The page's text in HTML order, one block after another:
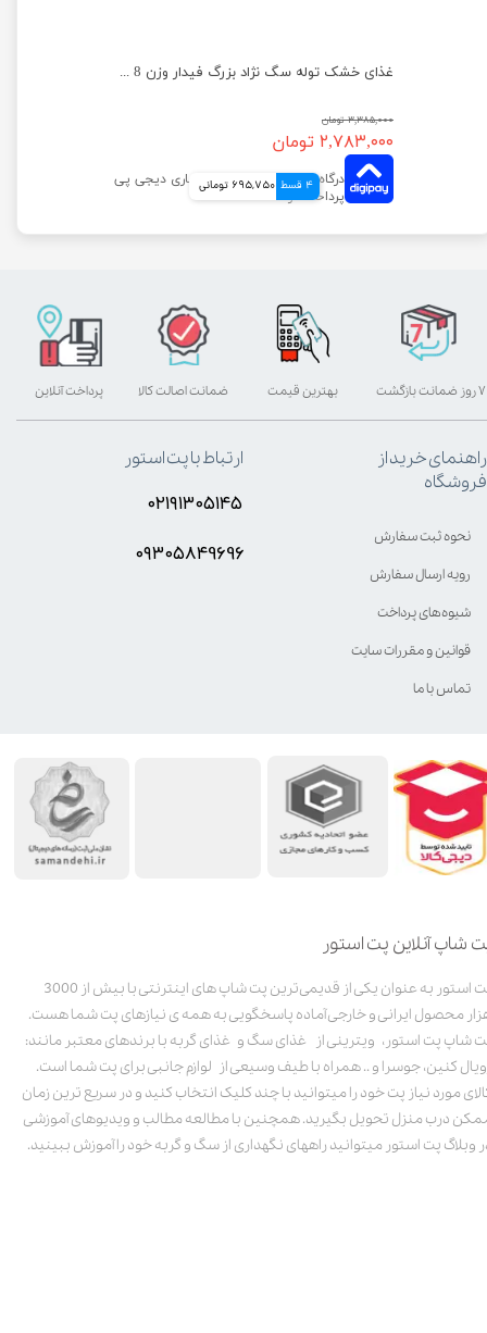
غذای خشک توله سگ نژاد بزرگ فیدار وزن 8 کیلوگرم
۳,۳۸۵,۰۰۰ تومان
۲,۷۸۳,۰۰۰ تومان
4 قسط 695,750 تومانی
شاپ آنلاین پت استور
پت استور به عنوان یکی از قدیمی‌ترین پت شاپ های اینترنتی با بیش از 3000
محصول ایرانی و خارجی آماده پاسخگویی به همه ی نیازهای پت شما هست.
شاپ پت استور، ویترینی از غذای سگ و غذای گربه با برندهای معتبر مانند:
کنین، جوسرا و .. همراه با طیف وسیعی از لوازم جانبی برای پت شما است.
مورد نیاز پت خود را میتوانید با چند کلیک انتخاب کنید و در سریع ترین زمان
درب منزل تحویل بگیرید. همچنین با مطالعه مطالب و ویدیوهای آموزشی
وبلاگ پت استور میتوانید راههای نگهداری از سگ و گربه خود را آموزش ببینید.
بهترین قیمت پرداخت آنلاین ۷ روز ضمانت بازگشت ضمانت اصالت کالا
راهنمای خرید از
فروشگاه
نحوه ثبت سفارش
رویه ارسال سفارش
شیوه‌های پرداخت
قوانین و مقررات سایت
تماس با ما
ارتباط با پت استور
۰۲۱۹۱۳۰۵۱۴۵
۰۹۳۰۵8۴9696